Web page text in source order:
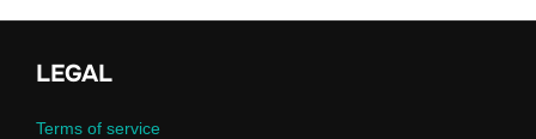
LEGAL
Terms of service